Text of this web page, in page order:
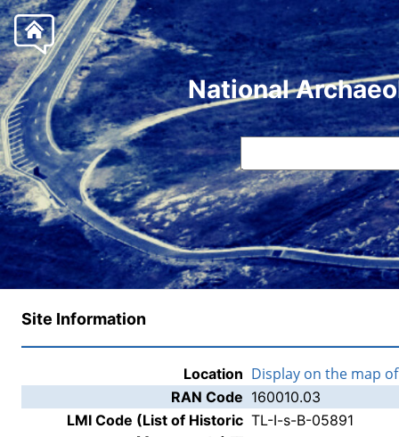
National
Site Information
Location Display on the map
RAN Code 160010.03
LMI Code (List of Historic TL-I-s-B-05891